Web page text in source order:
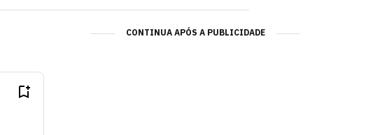
CONTINUA APÓS A PUBLICIDADE